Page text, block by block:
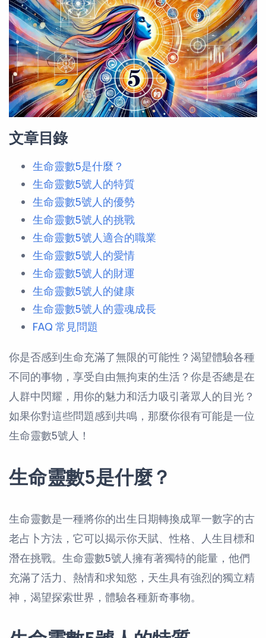
文章目錄
生命靈數5是什麼？
生命靈數5號人的特質
生命靈數5號人的優勢
生命靈數5號人的挑戰
生命靈數5號人適合的職業
生命靈數5號人的愛情
生命靈數5號人的財運
生命靈數5號人的健康
生命靈數5號人的靈魂成長
FAQ 常見問題
你是否感到生命充滿了無限的可能性？渴望體驗各種
不同的事物，享受自由無拘束的生活？你是否總是在
人群中閃耀，用你的魅力和活力吸引著眾人的目光？
如果你對這些問題感到共鳴，那麼你很有可能是一位
生命靈數5號人！
生命靈數5是什麼？
生命靈數是一種將你的出生日期轉換成單一數字的古
老占卜方法，它可以揭示你天賦、性格、人生目標和
潛在挑戰。生命靈數5號人擁有著獨特的能量，他們
充滿了活力、熱情和求知慾，天生具有強烈的獨立精
神，渴望探索世界，體驗各種新奇事物。